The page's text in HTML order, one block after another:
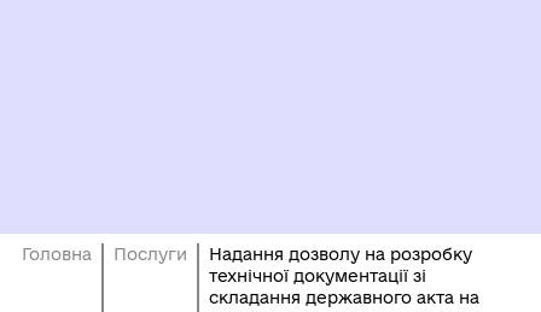
Головна Послуги
Надання дозволу на розробку
технічної документації зі
складання державного акта на